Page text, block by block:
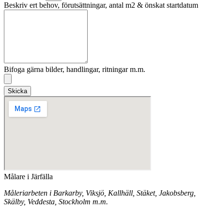
Beskriv ert behov, förutsättningar, antal m2 & önskat startdatum
Bifoga gärna bilder, handlingar, ritningar m.m.
Skicka
Målare i Järfälla
Måleriarbeten i Barkarby, Viksjö, Kallhäll, Stäket, Jakobsberg,
Skälby, Veddesta, Stockholm m.m.